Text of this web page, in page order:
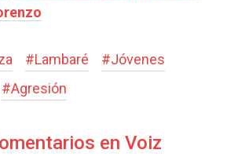
#Lambaré #Jóvenes
#Agresión
en Voiz